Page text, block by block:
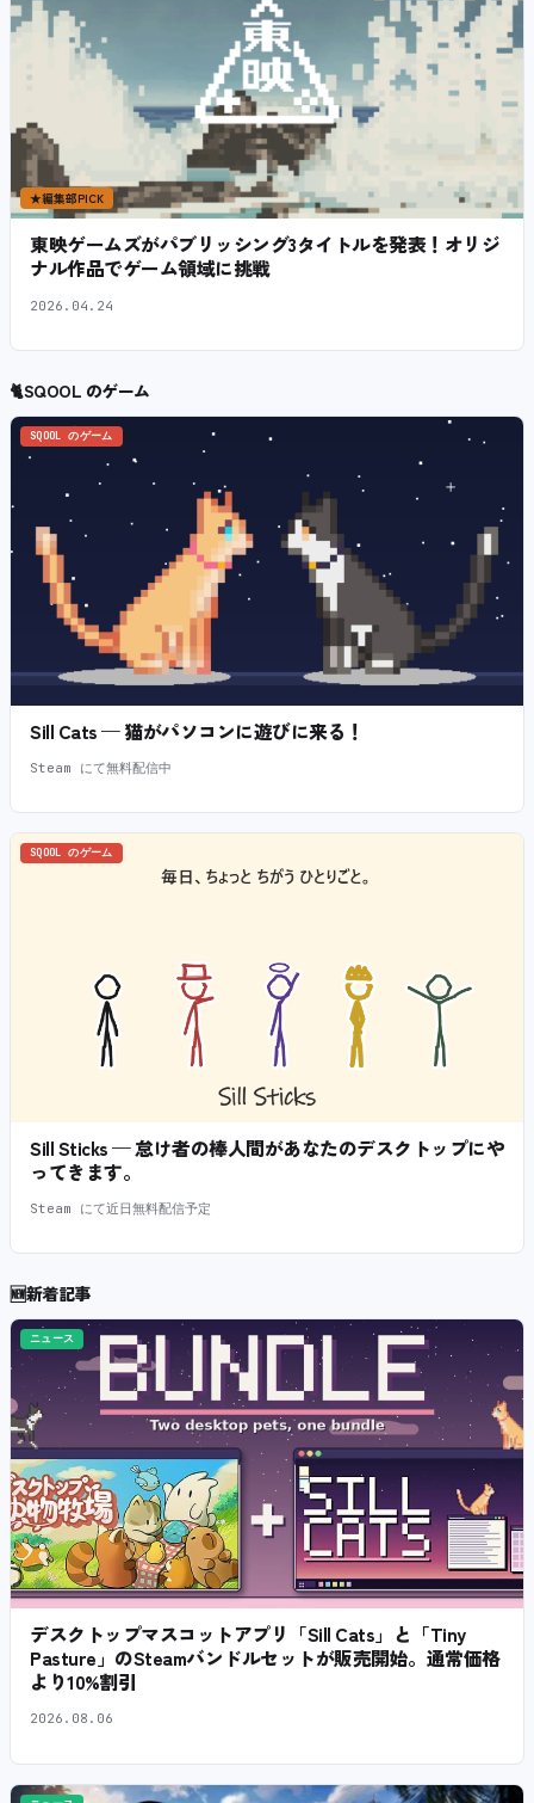
★編集部PICK
東映ゲームズがパブリッシング3タイトルを発表！オリジ
ナル作品でゲーム領域に挑戦
2026.04.24
🐈SQOOL のゲーム
SQOOL のゲーム
Sill Cats — 猫がパソコンに遊びに来る！
Steam にて無料配信中
SQOOL のゲーム
Sill Sticks — 怠け者の棒人間があなたのデスクトップにや
ってきます。
Steam にて近日無料配信予定
🆕新着記事
ニュース
デスクトップマスコットアプリ「Sill Cats」と「Tiny
Pasture」のSteamバンドルセットが販売開始。通常価格
より10%割引
2026.08.06